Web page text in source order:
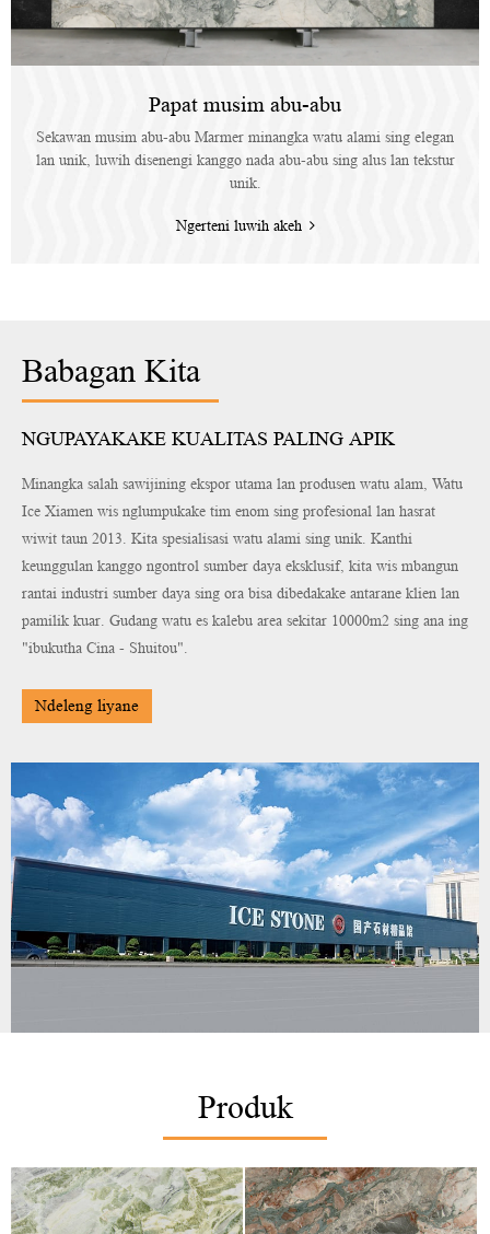
Papat musim abu-abu
Sekawan musim abu-abu Marmer minangka watu alami sing elegan
lan unik, luwih disenengi kanggo nada abu-abu sing alus lan tekstur
unik.
Ngerteni luwih akeh
Babagan Kita
NGUPAYAKAKE KUALITAS PALING APIK
Minangka salah sawijining ekspor utama lan produsen watu alam, Watu
Ice Xiamen wis nglumpukake tim enom sing profesional lan hasrat
wiwit taun 2013. Kita spesialisasi watu alami sing unik. Kanthi
keunggulan kanggo ngontrol sumber daya eksklusif, kita wis mbangun
rantai industri sumber daya sing ora bisa dibedakake antarane klien lan
pamilik kuar. Gudang watu es kalebu area sekitar 10000m2 sing ana ing
"ibukutha Cina - Shuitou".
Ndeleng liyane
Produk